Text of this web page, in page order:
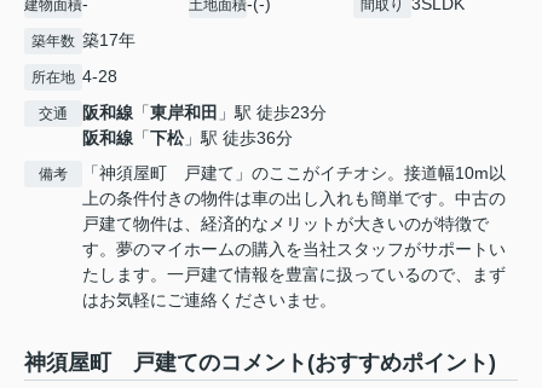
建物面積- 土地面積-(-) 間取り 3SLDK
築年数 築17年
所在地 4-28
交通 阪和線 「東岸和田 」駅 徒歩23分
阪和線 「下松」駅 徒歩36分
備考
「神須屋町 戸建て」のここがイチオシ。接道幅10m以
上の条件付きの物件は車の出し入れも簡単です。中古の
戸建て物件は、経済的なメリットが大きいのが特徴で
す。夢のマイホームの購入を当社スタッフがサポートい
たします。一戸建て情報を豊富に扱っているので、まず
はお気軽にご連絡くださいませ。
神須屋町 戸建てのコメント(おすすめポイント)